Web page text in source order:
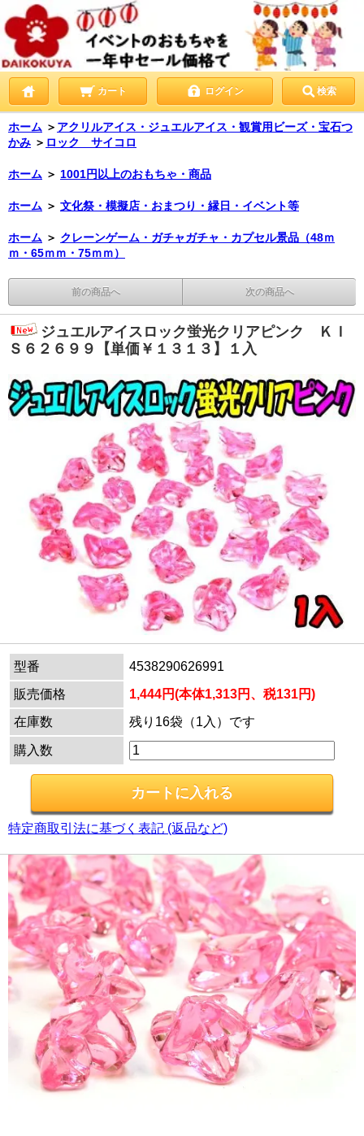
カート ログイン 検索
ホーム ＞ アクリルアイス・ジュエルアイス・観賞用ビーズ・宝石つ
かみ ＞ ロック サイコロ
ホーム ＞ 1001円以上のおもちゃ・商品
ホーム ＞ 文化祭・模擬店・おまつり・縁日・イベント等
ホーム ＞ クレーンゲーム・ガチャガチャ・カプセル景品（48ｍ
ｍ・65ｍｍ・75ｍｍ）
前の商品へ 次の商品へ
ジュエルアイスロック蛍光クリアピンク ＫＩ
Ｓ６２６９９【単価￥１３１３】１入
型番
4538290626991
販売価格
1,444円(本体1,313円、税131円)
在庫数
残り16袋（1入）です
購入数
特定商取引法に基づく表記 (返品など)